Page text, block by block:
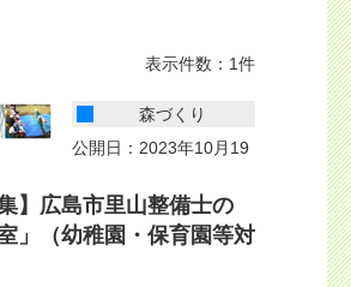
表示件数：1件
森づくり
公開日：2023年10月19
】広島市里山整備士の
」（幼稚園・保育園等対